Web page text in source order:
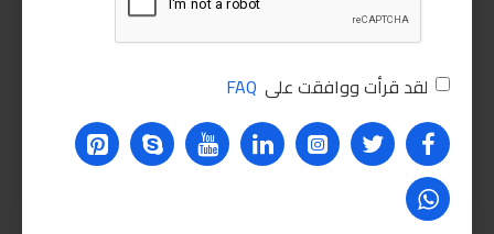
لقد قرأت ووافقت على FAQ